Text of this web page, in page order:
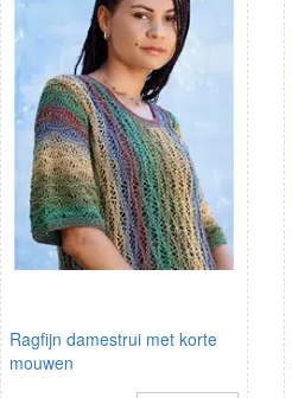
Ragfijn damestrui met korte
mouwen